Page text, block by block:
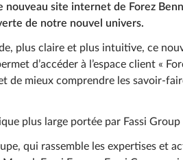
nouveau site internet de Forez
de notre nouvel univers.
plus claire et plus intuitive, ce
d’accéder à l’espace client «
de mieux comprendre les savoir-
plus large portée par Fassi Group
qui rassemble les expertises et